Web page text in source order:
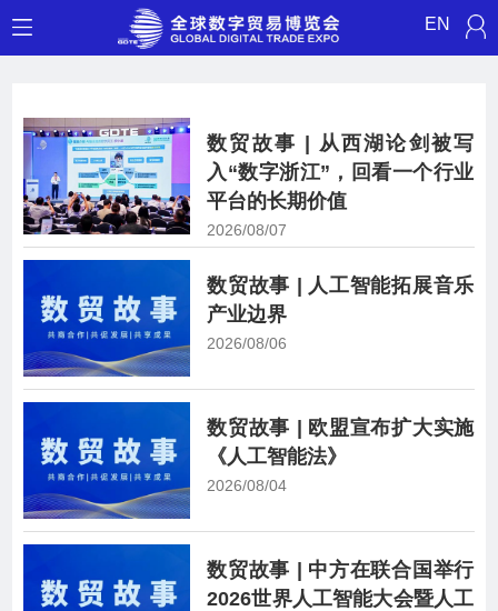
EN
数贸故事 | 从西湖论剑被写
入“数字浙江”，回看一个行业
平台的长期价值
2026/08/07
数贸故事 | 人工智能拓展音乐
产业边界
2026/08/06
数贸故事 | 欧盟宣布扩大实施
《人工智能法》
2026/08/04
数贸故事 | 中方在联合国举行
2026世界人工智能大会暨人工